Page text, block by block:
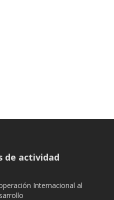
de actividad
Internacional al